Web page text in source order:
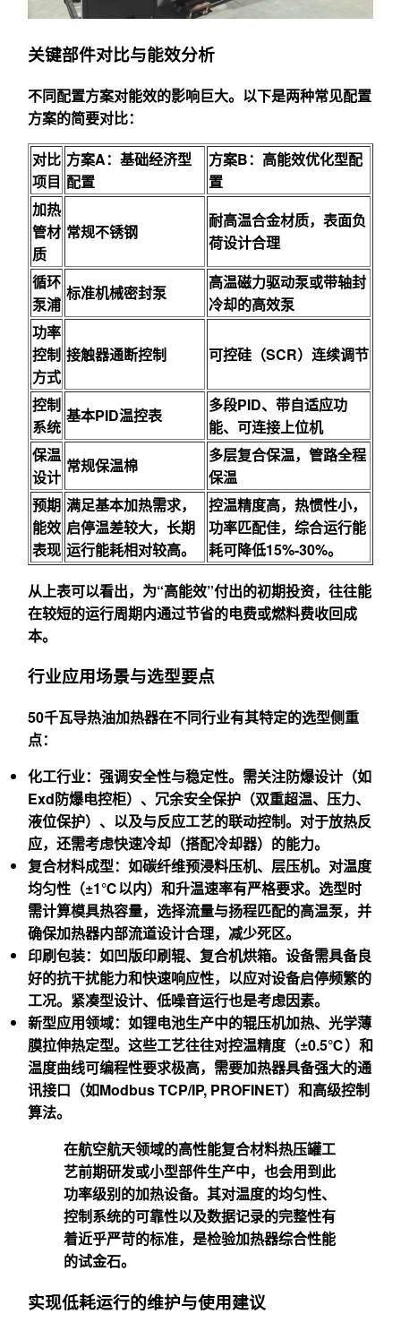
关键部件对比与能效分析
不同配置方案对能效的影响巨大。以下是两种常见配置
方案的简要对比：
对比
项目
方案A：基础经济型
配置
方案B：高能效优化型配
置
加热
管材
质
常规不锈钢
耐高温合金材质，表面负
荷设计合理
循环
泵浦
标准机械密封泵
高温磁力驱动泵或带轴封
冷却的高效泵
功率
控制
方式
接触器通断控制 可控硅（SCR）连续调节
控制
系统
基本PID温控表
多段PID、带自适应功
能、可连接上位机
保温
设计
常规保温棉
多层复合保温，管路全程
保温
预期
能效
表现
满足基本加热需求，
启停温差较大，长期
运行能耗相对较高。
控温精度高，热惯性小，
功率匹配佳，综合运行能
耗可降低15%-30%。
从上表可以看出，为“高能效”付出的初期投资，往往能
在较短的运行周期内通过节省的电费或燃料费收回成
本。
行业应用场景与选型要点
50千瓦导热油加热器在不同行业有其特定的选型侧重
点：
化工行业：强调安全性与稳定性。需关注防爆设计（如
Exd防爆电控柜）、冗余安全保护（双重超温、压力、
液位保护）、以及与反应工艺的联动控制。对于放热反
应，还需考虑快速冷却（搭配冷却器）的能力。
复合材料成型：如碳纤维预浸料压机、层压机。对温度
均匀性（±1℃以内）和升温速率有严格要求。选型时
需计算模具热容量，选择流量与扬程匹配的高温泵，并
确保加热器内部流道设计合理，减少死区。
印刷包装：如凹版印刷辊、复合机烘箱。设备需具备良
好的抗干扰能力和快速响应性，以应对设备启停频繁的
工况。紧凑型设计、低噪音运行也是考虑因素。
新型应用领域：如锂电池生产中的辊压机加热、光学薄
膜拉伸热定型。这些工艺往往对控温精度（±0.5℃）和
温度曲线可编程性要求极高，需要加热器具备强大的通
讯接口（如Modbus TCP/IP, PROFINET）和高级控制
算法。
在航空航天领域的高性能复合材料热压罐工
艺前期研发或小型部件生产中，也会用到此
功率级别的加热设备。其对温度的均匀性、
控制系统的可靠性以及数据记录的完整性有
着近乎严苛的标准，是检验加热器综合性能
的试金石。
实现低耗运行的维护与使用建议